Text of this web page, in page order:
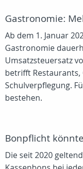
Gastronomie:
Ab dem 1. Januar
Gastronomie
Umsatzsteuersatz
betrifft Restaurants,
Schulverpflegung.
bestehen.
Bonpflicht
Die seit 2020